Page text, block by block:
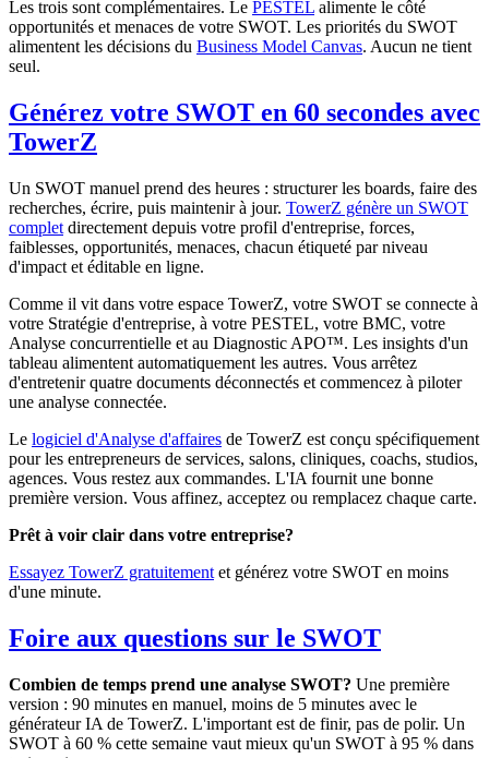
Les trois sont complémentaires. Le PESTEL alimente le côté
opportunités et menaces de votre SWOT. Les priorités du SWOT
alimentent les décisions du Business Model Canvas. Aucun ne tient
seul.
Générez votre SWOT en 60 secondes avec
TowerZ
Un SWOT manuel prend des heures : structurer les boards, faire des
recherches, écrire, puis maintenir à jour. TowerZ génère un SWOT
complet directement depuis votre profil d'entreprise, forces,
faiblesses, opportunités, menaces, chacun étiqueté par niveau
d'impact et éditable en ligne.
Comme il vit dans votre espace TowerZ, votre SWOT se connecte à
votre Stratégie d'entreprise, à votre PESTEL, votre BMC, votre
Analyse concurrentielle et au Diagnostic APO™. Les insights d'un
tableau alimentent automatiquement les autres. Vous arrêtez
d'entretenir quatre documents déconnectés et commencez à piloter
une analyse connectée.
Le logiciel d'Analyse d'affaires de TowerZ est conçu spécifiquement
pour les entrepreneurs de services, salons, cliniques, coachs, studios,
agences. Vous restez aux commandes. L'IA fournit une bonne
première version. Vous affinez, acceptez ou remplacez chaque carte.
Prêt à voir clair dans votre entreprise?
Essayez TowerZ gratuitement et générez votre SWOT en moins
d'une minute.
Foire aux questions sur le SWOT
Combien de temps prend une analyse SWOT? Une première
version : 90 minutes en manuel, moins de 5 minutes avec le
générateur IA de TowerZ. L'important est de finir, pas de polir. Un
SWOT à 60 % cette semaine vaut mieux qu'un SWOT à 95 % dans